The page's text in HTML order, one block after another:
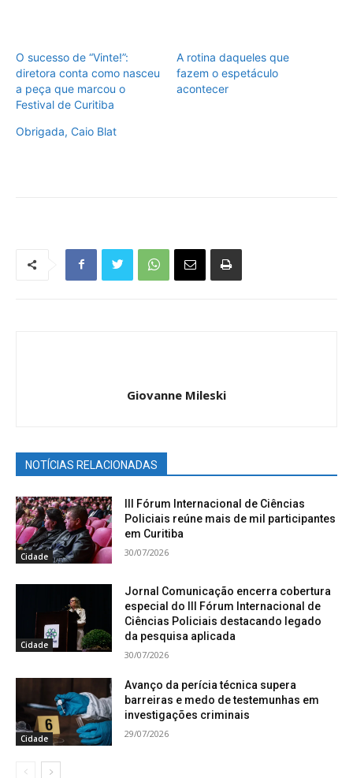
O sucesso de “Vinte!”:
diretora conta como nasceu
a peça que marcou o
Festival de Curitiba
A rotina daqueles que
fazem o espetáculo
acontecer
Obrigada, Caio Blat
Giovanne Mileski
NOTÍCIAS RELACIONADAS
Cidade
III Fórum Internacional de Ciências
Policiais reúne mais de mil participantes
em Curitiba
30/07/2026
Cidade
Jornal Comunicação encerra cobertura
especial do III Fórum Internacional de
Ciências Policiais destacando legado
da pesquisa aplicada
30/07/2026
Cidade
Avanço da perícia técnica supera
barreiras e medo de testemunhas em
investigações criminais
29/07/2026